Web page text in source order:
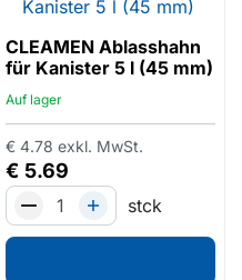
CLEAMEN Ablasshahn
für Kanister 5 l (45 mm)
Auf lager
€ 5.69
€ 4.78 exkl. MwSt.
stck